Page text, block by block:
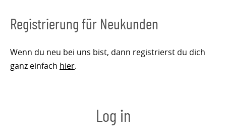
Registrierung für Neukunden
Wenn du neu bei uns bist, dann registrierst du dich
ganz einfach hier.
Log in